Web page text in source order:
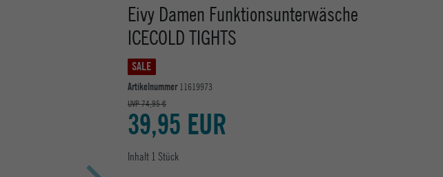
Eivy Damen Funktionsunterwäsche
ICECOLD TIGHTS
SALE
Artikelnummer11619973
UVP 74,95 €
39,95 EUR
Inhalt 1 Stück